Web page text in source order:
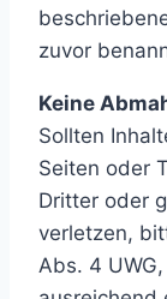
zuvor
Keine
Sollten
Seiten oder
Dritter oder
verletzen,
Abs. 4